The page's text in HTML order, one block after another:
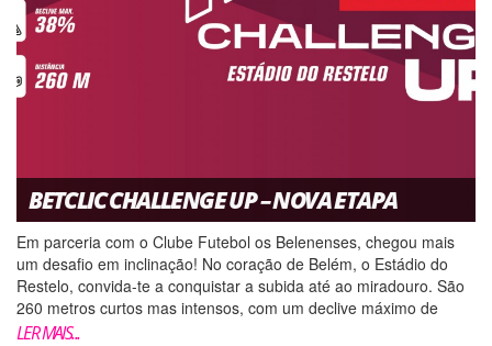
BETCLIC CHALLENGE UP – NOVA ETAPA
Em parceria com o Clube Futebol os Belenenses, chegou mais
um desafio em inclinação! No coração de Belém, o Estádio do
Restelo, convida-te a conquistar a subida até ao miradouro. São
260 metros curtos mas intensos, com um declive máximo de
38%, desde a Avenida do Restelo até ao topo Norte...
LER MAIS...